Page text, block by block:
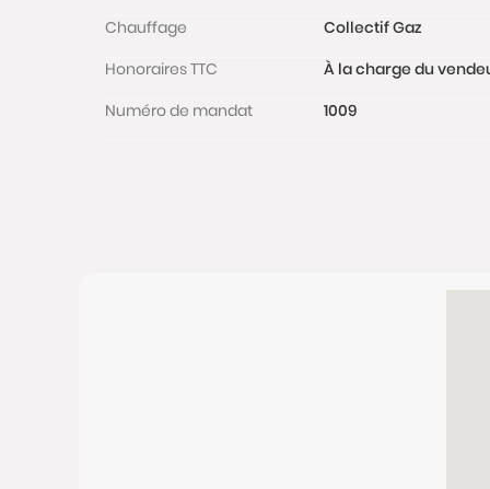
Chauffage
Collectif Gaz
Honoraires TTC
À la charge du
Numéro de mandat
1009